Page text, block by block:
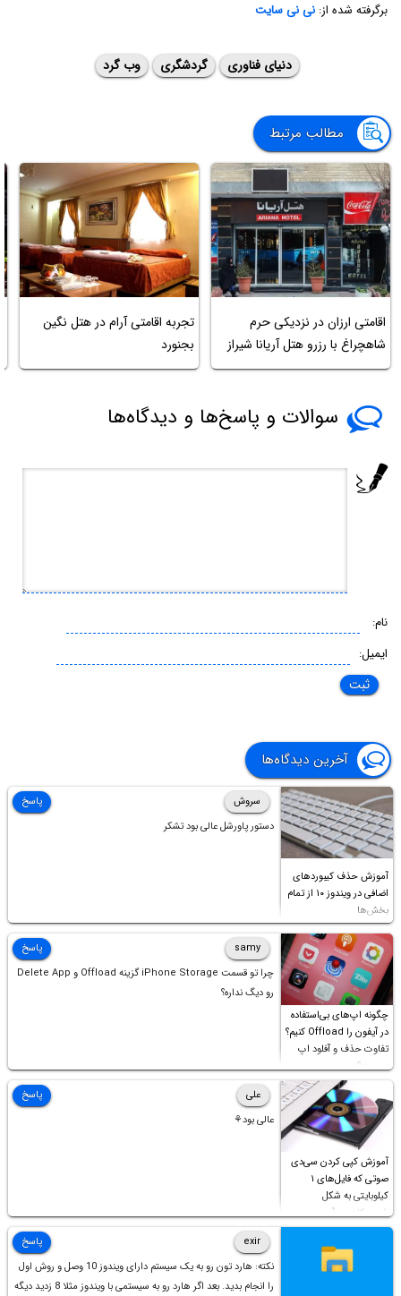
برگرفته شده از: نی نی سایت
دنیای فناوری گردشگری وب گرد
مطالب مرتبط
اقامتی ارزان در نزدیکی حرم
شاهچراغ با رزرو هتل آریانا شیراز
تجربه اقامتی آرام در هتل نگین
بجنورد
سوالات و پاسخ‌ها و دیدگاه‌ها
نام:
ایمیل:
آخرین دیدگاه‌ها
آموزش حذف کیبوردهای
اضافی در ویندوز ۱۰ از تمام
بخش‌ها
سروش
دستور پاورشل عالی بود تشکر
پاسخ
چگونه اپ‌های بی‌استفاده
در آیفون را Offload کنیم؟
تفاوت حذف و آفلود اپ
چیست؟
samy
چرا تو قسمت iPhone Storage گزینه Offload و Delete App
رو دیگ نداره؟
پاسخ
آموزش کپی کردن سی‌دی
صوتی که فایل‌های ۱
کیلوبایتی به شکل
شورت‌کات در آن موجود
است!
علی
عالی بود⚘
پاسخ
exir
نکته: هارد تون رو به یک سیستم دارای ویندوز 10 وصل و روش اول
را انجام بدید. بعد اگر هارد رو به سیستمی با ویندوز مثلا 8 زدید دیگه
پاسخ